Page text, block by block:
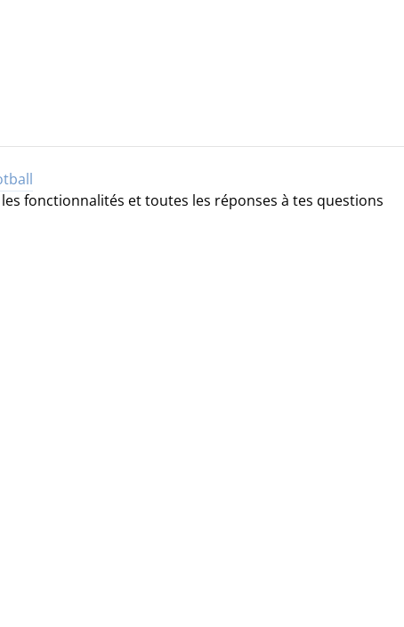
fonctionnalités et toutes les réponses à tes questions